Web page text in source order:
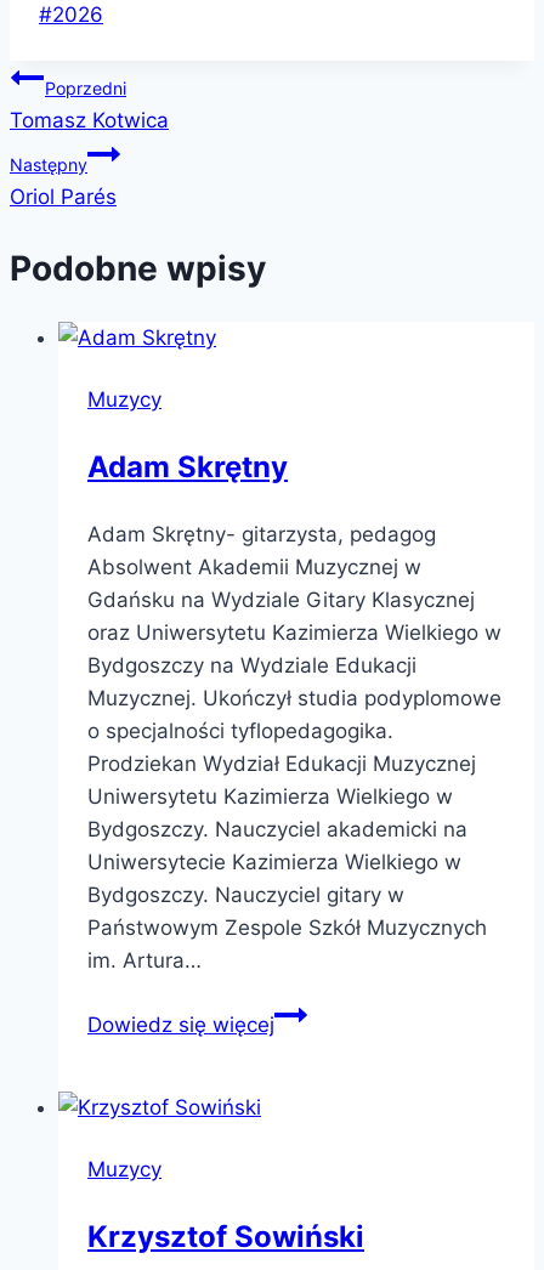
Tagi
#2026
Nawigacja
wpisu
Poprzedni
Tomasz Kotwica
Następny
Oriol Parés
Podobne wpisy
Muzycy
Adam Skrętny
Adam Skrętny- gitarzysta, pedagog
Absolwent Akademii Muzycznej w
Gdańsku na Wydziale Gitary Klasycznej
oraz Uniwersytetu Kazimierza Wielkiego w
Bydgoszczy na Wydziale Edukacji
Muzycznej. Ukończył studia podyplomowe
o specjalności tyflopedagogika.
Prodziekan Wydział Edukacji Muzycznej
Uniwersytetu Kazimierza Wielkiego w
Bydgoszczy. Nauczyciel akademicki na
Uniwersytecie Kazimierza Wielkiego w
Bydgoszczy. Nauczyciel gitary w
Państwowym Zespole Szkół Muzycznych
im. Artura…
Dowiedz się więcejAdam
Muzycy
Krzysztof Sowiński